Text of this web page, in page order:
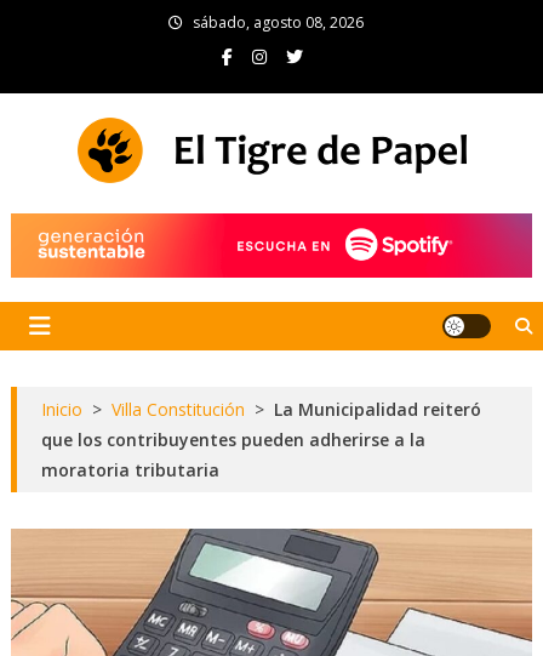
sábado, agosto 08, 2026
Inicio > Villa Constitución > La Municipalidad reiteró
que los contribuyentes pueden adherirse a la
moratoria tributaria